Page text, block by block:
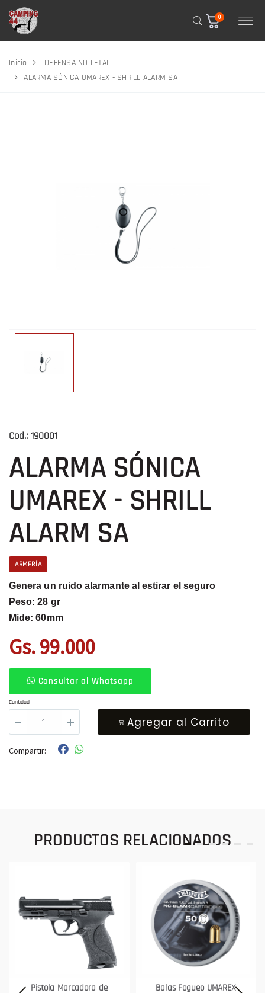
0
Inicio
DEFENSA NO LETAL
ALARMA SÓNICA UMAREX - SHRILL ALARM SA
Cod.: 190001
ALARMA SÓNICA
UMAREX - SHRILL
ALARM SA
ARMERÍA
Genera un ruido alarmante al estirar el seguro
Peso: 28 gr
Mide: 60mm
Gs. 99.000
Consultar al Whatsapp
Cantidad
Agregar al Carrito
Compartir:
PRODUCTOS RELACIONADOS
Pistola Marcadora de
Balas Fogueo UMAREX